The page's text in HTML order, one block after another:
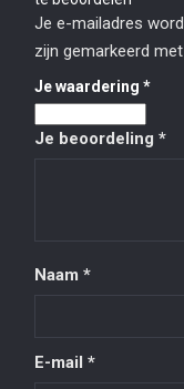
Je e-mailadres
zijn gemarkeerd met
Je waardering *
Je beoordeling *
Naam *
E-mail *